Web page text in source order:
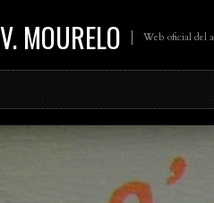
V. MOURELO Web oficial del